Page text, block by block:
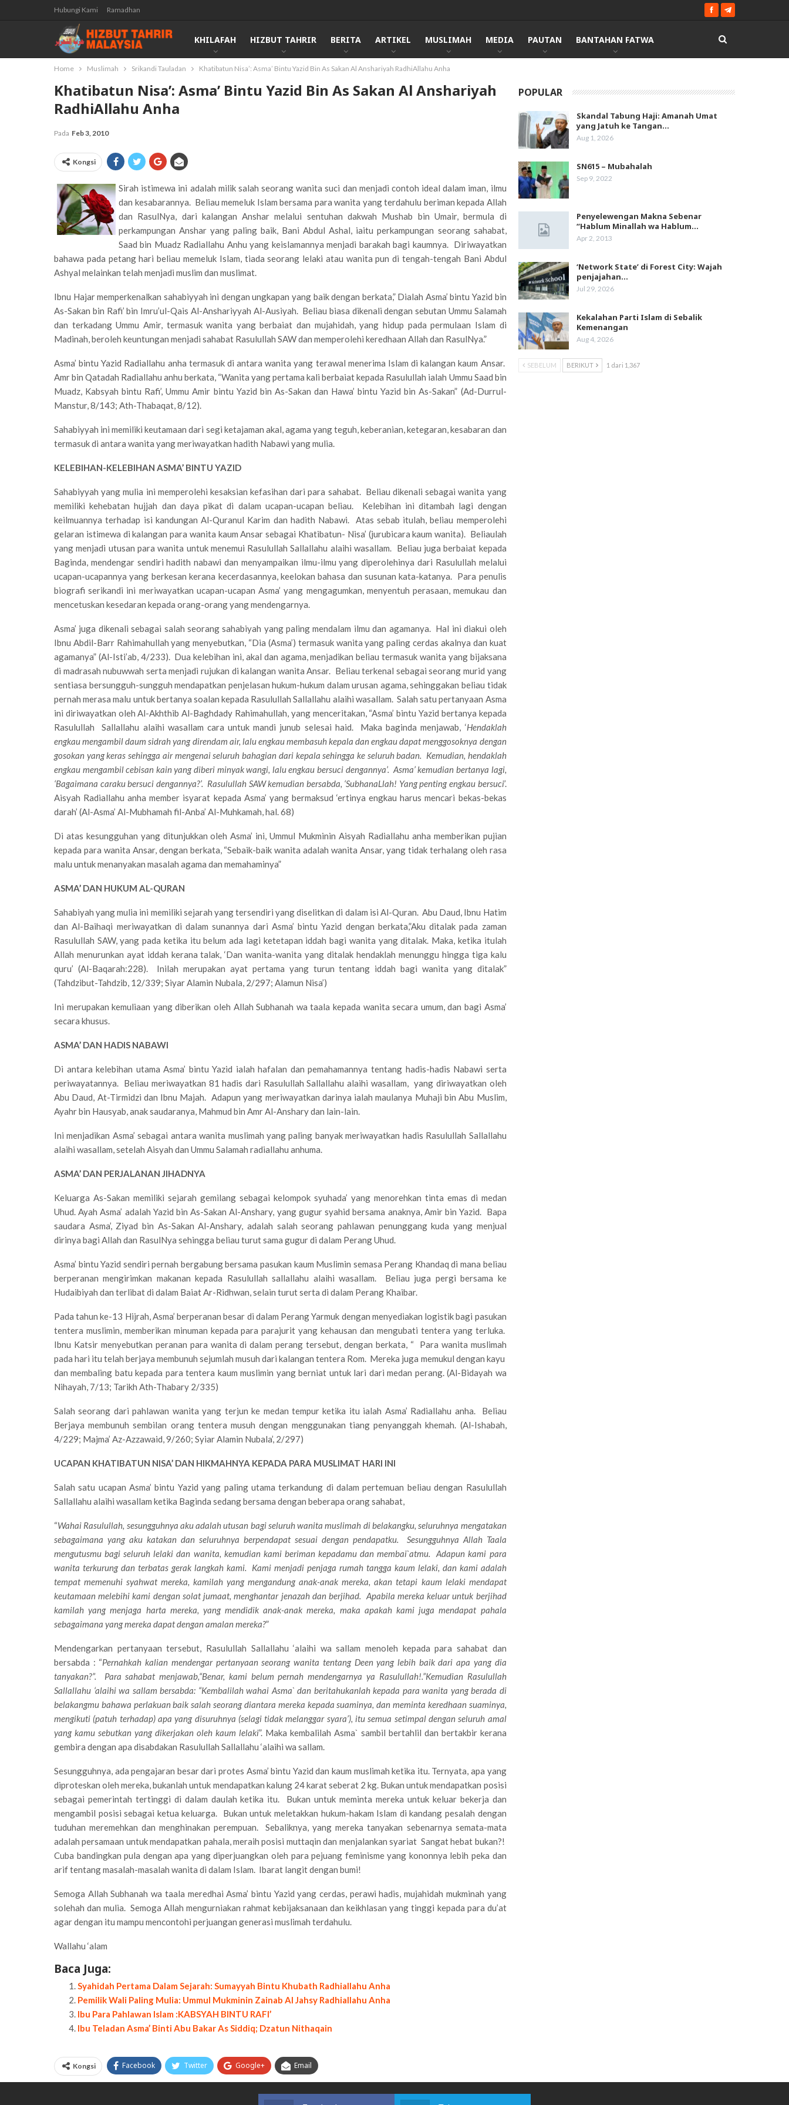
Hubungi Kami Ramadhan
KHILAFAH HIZBUT TAHRIR BERITA ARTIKEL MUSLIMAH MEDIA PAUTAN BANTAHAN FATWA
Home Muslimah Srikandi Tauladan Khatibatun Nisa’: Asma’ Bintu Yazid Bin As Sakan Al Anshariyah RadhiAllahu Anha
Khatibatun Nisa’: Asma’ Bintu Yazid Bin As Sakan Al Anshariyah
RadhiAllahu Anha
Pada Feb 3, 2010
Kongsi
Sirah istimewa ini adalah milik salah seorang wanita suci dan menjadi contoh ideal dalam iman, ilmu
dan kesabarannya. Beliau memeluk Islam bersama para wanita yang terdahulu beriman kepada Allah
dan RasulNya, dari kalangan Anshar melalui sentuhan dakwah Mushab bin Umair, bermula di
perkampungan Anshar yang paling baik, Bani Abdul Ashal, iaitu perkampungan seorang sahabat,
Saad bin Muadz Radiallahu Anhu yang keislamannya menjadi barakah bagi kaumnya. Diriwayatkan
bahawa pada petang hari beliau memeluk Islam, tiada seorang lelaki atau wanita pun di tengah-tengah Bani Abdul
Ashyal melainkan telah menjadi muslim dan muslimat.
Ibnu Hajar memperkenalkan sahabiyyah ini dengan ungkapan yang baik dengan berkata,” Dialah Asma’ bintu Yazid bin
As-Sakan bin Rafi’ bin Imru’ul-Qais Al-Anshariyyah Al-Ausiyah. Beliau biasa dikenali dengan sebutan Ummu Salamah
dan terkadang Ummu Amir, termasuk wanita yang berbaiat dan mujahidah, yang hidup pada permulaan Islam di
Madinah, beroleh keuntungan menjadi sahabat Rasulullah SAW dan memperolehi keredhaan Allah dan RasulNya.”
Asma’ bintu Yazid Radiallahu anha termasuk di antara wanita yang terawal menerima Islam di kalangan kaum Ansar.
Amr bin Qatadah Radiallahu anhu berkata, “Wanita yang pertama kali berbaiat kepada Rasulullah ialah Ummu Saad bin
Muadz, Kabsyah bintu Rafi’, Ummu Amir bintu Yazid bin As-Sakan dan Hawa’ bintu Yazid bin As-Sakan” (Ad-Durrul-
Manstur, 8/143; Ath-Thabaqat, 8/12).
Sahabiyyah ini memiliki keutamaan dari segi ketajaman akal, agama yang teguh, keberanian, ketegaran, kesabaran dan
termasuk di antara wanita yang meriwayatkan hadith Nabawi yang mulia.
KELEBIHAN-KELEBIHAN ASMA’ BINTU YAZID
Sahabiyyah yang mulia ini memperolehi kesaksian kefasihan dari para sahabat. Beliau dikenali sebagai wanita yang
memiliki kehebatan hujjah dan daya pikat di dalam ucapan-ucapan beliau. Kelebihan ini ditambah lagi dengan
keilmuannya terhadap isi kandungan Al-Quranul Karim dan hadith Nabawi. Atas sebab itulah, beliau memperolehi
gelaran istimewa di kalangan para wanita kaum Ansar sebagai Khatibatun- Nisa’ (jurubicara kaum wanita). Beliaulah
yang menjadi utusan para wanita untuk menemui Rasulullah Sallallahu alaihi wasallam. Beliau juga berbaiat kepada
Baginda, mendengar sendiri hadith nabawi dan menyampaikan ilmu-ilmu yang diperolehinya dari Rasulullah melalui
ucapan-ucapannya yang berkesan kerana kecerdasannya, keelokan bahasa dan susunan kata-katanya. Para penulis
biografi serikandi ini meriwayatkan ucapan-ucapan Asma’ yang mengagumkan, menyentuh perasaan, memukau dan
mencetuskan kesedaran kepada orang-orang yang mendengarnya.
Asma’ juga dikenali sebagai salah seorang sahabiyah yang paling mendalam ilmu dan agamanya. Hal ini diakui oleh
Ibnu Abdil-Barr Rahimahullah yang menyebutkan, “Dia (Asma’) termasuk wanita yang paling cerdas akalnya dan kuat
agamanya” (Al-Isti’ab, 4/233). Dua kelebihan ini, akal dan agama, menjadikan beliau termasuk wanita yang bijaksana
di madrasah nubuwwah serta menjadi rujukan di kalangan wanita Ansar. Beliau terkenal sebagai seorang murid yang
sentiasa bersungguh-sungguh mendapatkan penjelasan hukum-hukum dalam urusan agama, sehinggakan beliau tidak
pernah merasa malu untuk bertanya soalan kepada Rasulullah Sallallahu alaihi wasallam. Salah satu pertanyaan Asma
ini diriwayatkan oleh Al-Akhthib Al-Baghdady Rahimahullah, yang menceritakan, “Asma’ bintu Yazid bertanya kepada
Rasulullah Sallallahu alaihi wasallam cara untuk mandi junub selesai haid. Maka baginda menjawab, ‘Hendaklah
engkau mengambil daum sidrah yang direndam air, lalu engkau membasuh kepala dan engkau dapat menggosoknya dengan
gosokan yang keras sehingga air mengenai seluruh bahagian dari kepala sehingga ke seluruh badan. Kemudian, hendaklah
engkau mengambil cebisan kain yang diberi minyak wangi, lalu engkau bersuci dengannya’. Asma’ kemudian bertanya lagi,
‘Bagaimana caraku bersuci dengannya?’. Rasulullah SAW kemudian bersabda, ‘SubhanaLlah! Yang penting engkau bersuci’.
Aisyah Radiallahu anha member isyarat kepada Asma’ yang bermaksud ‘ertinya engkau harus mencari bekas-bekas
darah’ (Al-Asma’ Al-Mubhamah fil-Anba’ Al-Muhkamah, hal. 68)
Di atas kesungguhan yang ditunjukkan oleh Asma’ ini, Ummul Mukminin Aisyah Radiallahu anha memberikan pujian
kepada para wanita Ansar, dengan berkata, “Sebaik-baik wanita adalah wanita Ansar, yang tidak terhalang oleh rasa
malu untuk menanyakan masalah agama dan memahaminya”
ASMA’ DAN HUKUM AL-QURAN
Sahabiyah yang mulia ini memiliki sejarah yang tersendiri yang diselitkan di dalam isi Al-Quran. Abu Daud, Ibnu Hatim
dan Al-Baihaqi meriwayatkan di dalam sunannya dari Asma’ bintu Yazid dengan berkata,”Aku ditalak pada zaman
Rasulullah SAW, yang pada ketika itu belum ada lagi ketetapan iddah bagi wanita yang ditalak. Maka, ketika itulah
Allah menurunkan ayat iddah kerana talak, ‘Dan wanita-wanita yang ditalak hendaklah menunggu hingga tiga kalu
quru’ (Al-Baqarah:228). Inilah merupakan ayat pertama yang turun tentang iddah bagi wanita yang ditalak”
(Tahdzibut-Tahdzib, 12/339; Siyar Alamin Nubala, 2/297; Alamun Nisa’)
Ini merupakan kemuliaan yang diberikan oleh Allah Subhanah wa taala kepada wanita secara umum, dan bagi Asma’
secara khusus.
ASMA’ DAN HADIS NABAWI
Di antara kelebihan utama Asma’ bintu Yazid ialah hafalan dan pemahamannya tentang hadis-hadis Nabawi serta
periwayatannya. Beliau meriwayatkan 81 hadis dari Rasulullah Sallallahu alaihi wasallam, yang diriwayatkan oleh
Abu Daud, At-Tirmidzi dan Ibnu Majah. Adapun yang meriwayatkan darinya ialah maulanya Muhaji bin Abu Muslim,
Ayahr bin Hausyab, anak saudaranya, Mahmud bin Amr Al-Anshary dan lain-lain.
Ini menjadikan Asma’ sebagai antara wanita muslimah yang paling banyak meriwayatkan hadis Rasulullah Sallallahu
alaihi wasallam, setelah Aisyah dan Ummu Salamah radiallahu anhuma.
ASMA’ DAN PERJALANAN JIHADNYA
Keluarga As-Sakan memiliki sejarah gemilang sebagai kelompok syuhada’ yang menorehkan tinta emas di medan
Uhud. Ayah Asma’ adalah Yazid bin As-Sakan Al-Anshary, yang gugur syahid bersama anaknya, Amir bin Yazid. Bapa
saudara Asma’, Ziyad bin As-Sakan Al-Anshary, adalah salah seorang pahlawan penunggang kuda yang menjual
dirinya bagi Allah dan RasulNya sehingga beliau turut sama gugur di dalam Perang Uhud.
Asma’ bintu Yazid sendiri pernah bergabung bersama pasukan kaum Muslimin semasa Perang Khandaq di mana beliau
berperanan mengirimkan makanan kepada Rasulullah sallallahu alaihi wasallam. Beliau juga pergi bersama ke
Hudaibiyah dan terlibat di dalam Baiat Ar-Ridhwan, selain turut serta di dalam Perang Khaibar.
Pada tahun ke-13 Hijrah, Asma’ berperanan besar di dalam Perang Yarmuk dengan menyediakan logistik bagi pasukan
tentera muslimin, memberikan minuman kepada para parajurit yang kehausan dan mengubati tentera yang terluka.
Ibnu Katsir menyebutkan peranan para wanita di dalam perang tersebut, dengan berkata, “ Para wanita muslimah
pada hari itu telah berjaya membunuh sejumlah musuh dari kalangan tentera Rom. Mereka juga memukul dengan kayu
dan membaling batu kepada para tentera kaum muslimin yang berniat untuk lari dari medan perang. (Al-Bidayah wa
Nihayah, 7/13; Tarikh Ath-Thabary 2/335)
Salah seorang dari pahlawan wanita yang terjun ke medan tempur ketika itu ialah Asma’ Radiallahu anha. Beliau
Berjaya membunuh sembilan orang tentera musuh dengan menggunakan tiang penyanggah khemah. (Al-Ishabah,
4/229; Majma’ Az-Azzawaid, 9/260; Syiar Alamin Nubala’, 2/297)
UCAPAN KHATIBATUN NISA’ DAN HIKMAHNYA KEPADA PARA MUSLIMAT HARI INI
Salah satu ucapan Asma’ bintu Yazid yang paling utama terkandung di dalam pertemuan beliau dengan Rasulullah
Sallallahu alaihi wasallam ketika Baginda sedang bersama dengan beberapa orang sahabat,
“Wahai Rasulullah, sesungguhnya aku adalah utusan bagi seluruh wanita muslimah di belakangku, seluruhnya mengatakan
sebagaimana yang aku katakan dan seluruhnya berpendapat sesuai dengan pendapatku. Sesungguhnya Allah Taala
mengutusmu bagi seluruh lelaki dan wanita, kemudian kami beriman kepadamu dan membai`atmu. Adapun kami para
wanita terkurung dan terbatas gerak langkah kami. Kami menjadi penjaga rumah tangga kaum lelaki, dan kami adalah
tempat memenuhi syahwat mereka, kamilah yang mengandung anak-anak mereka, akan tetapi kaum lelaki mendapat
keutamaan melebihi kami dengan solat jumaat, menghantar jenazah dan berjihad. Apabila mereka keluar untuk berjihad
kamilah yang menjaga harta mereka, yang mendidik anak-anak mereka, maka apakah kami juga mendapat pahala
sebagaimana yang mereka dapat dengan amalan mereka?”
Mendengarkan pertanyaan tersebut, Rasulullah Sallallahu ‘alaihi wa sallam menoleh kepada para sahabat dan
bersabda : “Pernahkah kalian mendengar pertanyaan seorang wanita tentang Deen yang lebih baik dari apa yang dia
tanyakan?”. Para sahabat menjawab,“Benar, kami belum pernah mendengarnya ya Rasulullah!.”Kemudian Rasulullah
Sallallahu ‘alaihi wa sallam bersabda: “Kembalilah wahai Asma` dan beritahukanlah kepada para wanita yang berada di
belakangmu bahawa perlakuan baik salah seorang diantara mereka kepada suaminya, dan meminta keredhaan suaminya,
mengikuti (patuh terhadap) apa yang disuruhnya (selagi tidak melanggar syara’), itu semua setimpal dengan seluruh amal
yang kamu sebutkan yang dikerjakan oleh kaum lelaki”. Maka kembalilah Asma` sambil bertahlil dan bertakbir kerana
gembira dengan apa disabdakan Rasulullah Sallallahu ‘alaihi wa sallam.
Sesungguhnya, ada pengajaran besar dari protes Asma’ bintu Yazid dan kaum muslimah ketika itu. Ternyata, apa yang
diproteskan oleh mereka, bukanlah untuk mendapatkan kalung 24 karat seberat 2 kg. Bukan untuk mendapatkan posisi
sebagai pemerintah tertinggi di dalam daulah ketika itu. Bukan untuk meminta mereka untuk keluar bekerja dan
mengambil posisi sebagai ketua keluarga. Bukan untuk meletakkan hukum-hakam Islam di kandang pesalah dengan
tuduhan meremehkan dan menghinakan perempuan. Sebaliknya, yang mereka tanyakan sebenarnya semata-mata
adalah persamaan untuk mendapatkan pahala, meraih posisi muttaqin dan menjalankan syariat Sangat hebat bukan?!
Cuba bandingkan pula dengan apa yang diperjuangkan oleh para pejuang feminisme yang kononnya lebih peka dan
arif tentang masalah-masalah wanita di dalam Islam. Ibarat langit dengan bumi!
Semoga Allah Subhanah wa taala meredhai Asma’ bintu Yazid yang cerdas, perawi hadis, mujahidah mukminah yang
solehah dan mulia. Semoga Allah mengurniakan rahmat kebijaksanaan dan keikhlasan yang tinggi kepada para du’at
agar dengan itu mampu mencontohi perjuangan generasi muslimah terdahulu.
Wallahu ‘alam
Baca Juga:
Syahidah Pertama Dalam Sejarah: Sumayyah Bintu Khubath Radhiallahu Anha
Pemilik Wali Paling Mulia: Ummul Mukminin Zainab Al Jahsy Radhiallahu Anha
Ibu Para Pahlawan Islam :KABSYAH BINTU RAFI’
Ibu Teladan Asma’ Binti Abu Bakar As Siddiq; Dzatun Nithaqain
Kongsi Facebook Twitter Google+ Email
POPULAR
Skandal Tabung Haji: Amanah Umat
yang Jatuh ke Tangan…
Aug 1, 2026
SN615 – Mubahalah
Sep 9, 2022
Penyelewengan Makna Sebenar
“Hablum Minallah wa Hablum…
Apr 2, 2013
‘Network State’ di Forest City: Wajah
penjajahan…
Jul 29, 2026
Kekalahan Parti Islam di Sebalik
Kemenangan
Aug 4, 2026
SEBELUM BERIKUT 1 dari 1,367